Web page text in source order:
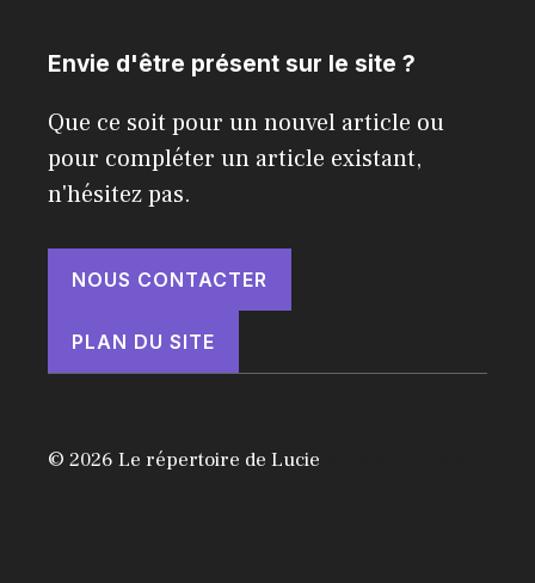
Envie d'être présent sur le site ?
Que ce soit pour un nouvel article ou
pour compléter un article existant,
n'hésitez pas.
NOUS CONTACTER
PLAN DU SITE
© 2026 Le répertoire de Lucie